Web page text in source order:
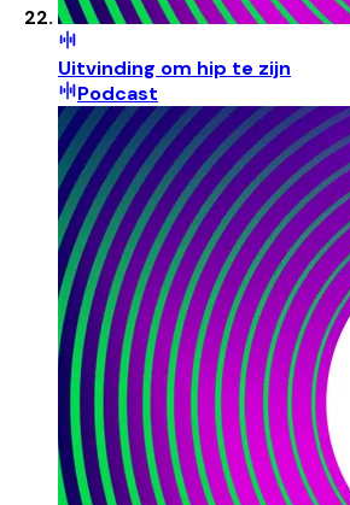
Uitvinding om hip te zijn
Podcast